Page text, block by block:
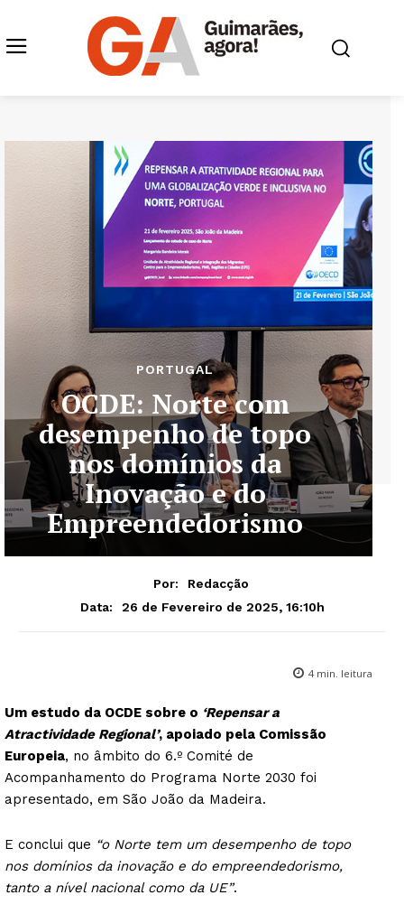
PORTUGAL
OCDE: Norte com
desempenho de topo
nos domínios da
Inovação e do
Empreendedorismo
Por:
Redacção
Data:
26 de Fevereiro de 2025, 16:10h
4 min. leitura
Um estudo da OCDE sobre o ‘Repensar a
Atractividade Regional’, apoiado pela Comissão
Europeia, no âmbito do 6.º Comité de
Acompanhamento do Programa Norte 2030 foi
apresentado, em São João da Madeira.
E conclui que “o Norte tem um desempenho de topo
nos domínios da inovação e do empreendedorismo,
tanto a nível nacional como da UE”.